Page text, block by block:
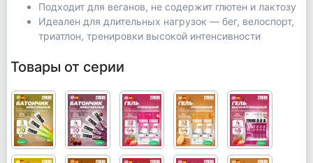
Подходит для веганов, не содержит глютен и лактозу
Идеален для длительных нагрузок — бег, велоспорт,
триатлон, тренировки высокой интенсивности
Товары от серии